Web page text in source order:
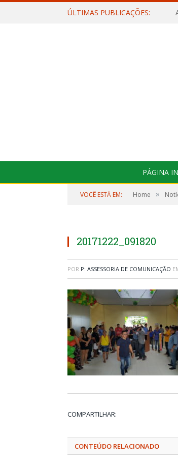
ÚLTIMAS PUBLICAÇÕES:
PÁGINA
VOCÊ ESTÁ EM: Home »
20171222_091820
POR P: ASSESSORIA DE COMUNICAÇÃO
COMPARTILHAR:
CONTEÚDO RELACIONADO